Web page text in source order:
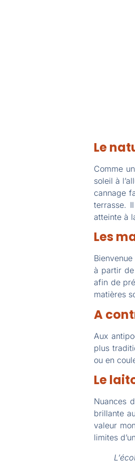
Le
Comme
soleil à
cannage
terrasse.
atteinte à
Les
à partir
afin de
matières
A
Aux
plus
ou en
Le
Nuances
brillante
valeur
limites